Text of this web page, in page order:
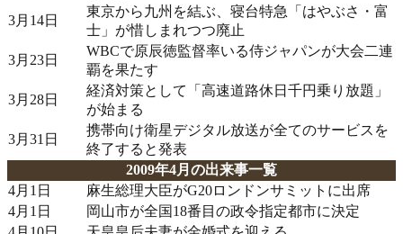
3月14日
東京から九州を結ぶ、寝台特急「はやぶさ・富
士」が惜しまれつつ廃止
3月23日
WBCで原辰徳監督率いる侍ジャパンが大会二連
覇を果たす
3月28日
経済対策として「高速道路休日千円乗り放題」
が始まる
3月31日
携帯向け衛星デジタル放送が全てのサービスを
終了すると発表
2009年4月の出来事一覧
4月1日
麻生総理大臣がG20ロンドンサミットに出席
4月1日
岡山市が全国18番目の政令指定都市に決定